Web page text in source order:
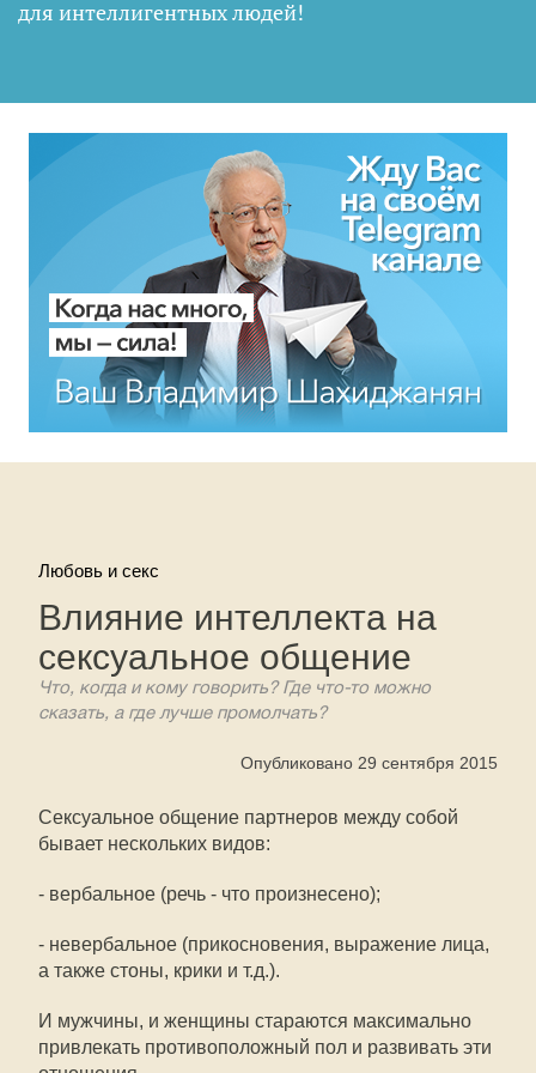
для интеллигентных людей!
Любовь и секс
Влияние интеллекта на
сексуальное общение
Что, когда и кому говорить? Где что-то можно
сказать, а где лучше промолчать?
Опубликовано 29 сентября 2015
Сексуальное общение партнеров между собой
бывает нескольких видов:
- вербальное (речь - что произнесено);
- невербальное (прикосновения, выражение лица,
а также стоны, крики и т.д.).
И мужчины, и женщины стараются максимально
привлекать противоположный пол и развивать эти